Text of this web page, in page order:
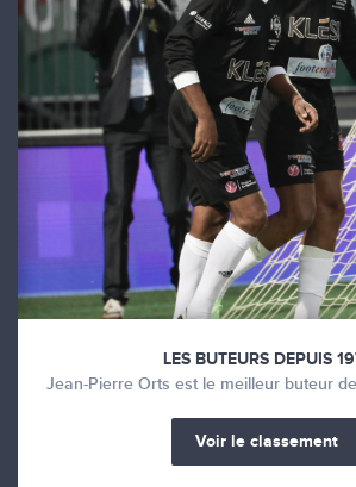
LES BUTEURS DEPUIS
Jean-Pierre Orts est le meilleur buteur
Voir le classement